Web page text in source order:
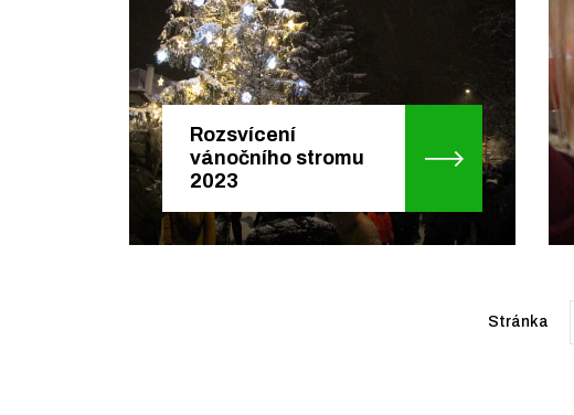
Rozsvícení
vánočního stromu
2023
Stránka